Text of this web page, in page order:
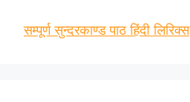
सम्पूर्ण सुन्दरकाण्ड पाठ हिंदी लिरिक्स